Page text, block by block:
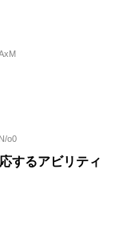
o0
するアビリティ